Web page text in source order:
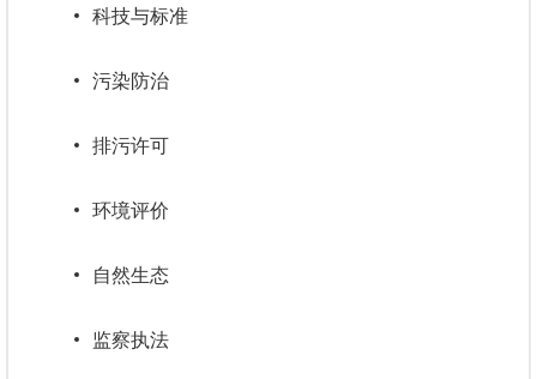
科技与标准
污染防治
排污许可
环境评价
自然生态
监察执法